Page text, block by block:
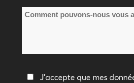
*
sites
Comment
vous
PolitiqueJ'accepte que mes